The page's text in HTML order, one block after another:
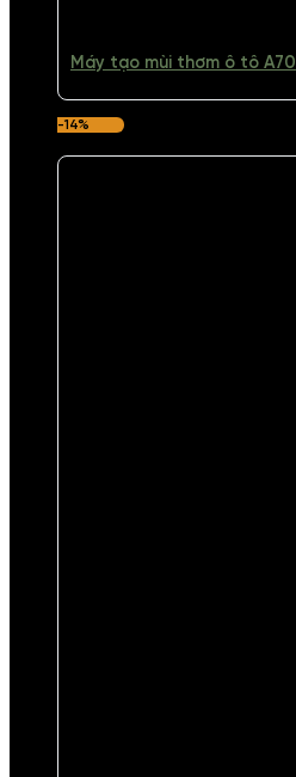
Máy tạo mùi thơm ô tô A70
-14%